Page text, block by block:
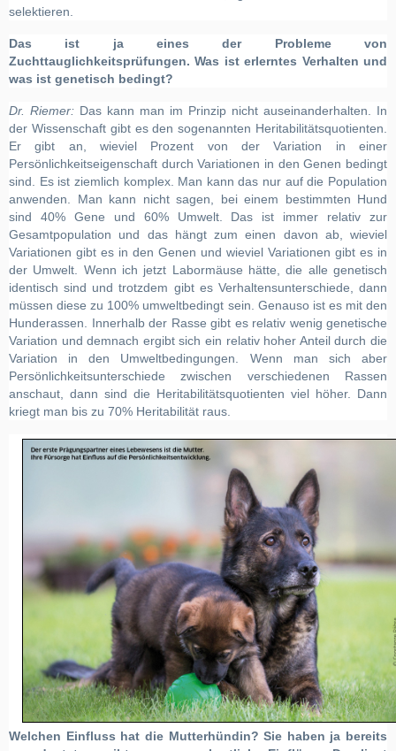
selektieren.
Das ist ja eines der Probleme von
Zuchttauglichkeitsprüfungen. Was ist erlerntes Verhalten und
was ist genetisch bedingt?
Dr. Riemer: Das kann man im Prinzip nicht auseinanderhalten. In
der Wissenschaft gibt es den sogenannten Heritabilitätsquotienten.
Er gibt an, wieviel Prozent von der Variation in einer
Persönlichkeitseigenschaft durch Variationen in den Genen bedingt
sind. Es ist ziemlich komplex. Man kann das nur auf die Population
anwenden. Man kann nicht sagen, bei einem bestimmten Hund
sind 40% Gene und 60% Umwelt. Das ist immer relativ zur
Gesamtpopulation und das hängt zum einen davon ab, wieviel
Variationen gibt es in den Genen und wieviel Variationen gibt es in
der Umwelt. Wenn ich jetzt Labormäuse hätte, die alle genetisch
identisch sind und trotzdem gibt es Verhaltensunterschiede, dann
müssen diese zu 100% umweltbedingt sein. Genauso ist es mit den
Hunderassen. Innerhalb der Rasse gibt es relativ wenig genetische
Variation und demnach ergibt sich ein relativ hoher Anteil durch die
Variation in den Umweltbedingungen. Wenn man sich aber
Persönlichkeitsunterschiede zwischen verschiedenen Rassen
anschaut, dann sind die Heritabilitätsquotienten viel höher. Dann
kriegt man bis zu 70% Heritabilität raus.
Welchen Einfluss hat die Mutterhündin? Sie haben ja bereits